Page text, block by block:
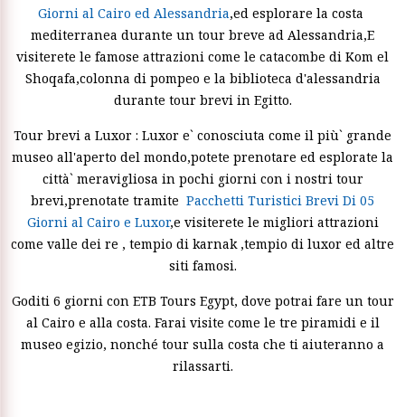
Giorni al Cairo ed Alessandria,ed esplorare la costa
mediterranea durante un tour breve ad Alessandria,E
visiterete le famose attrazioni come le catacombe di Kom el
Shoqafa,colonna di pompeo e la biblioteca d'alessandria
durante tour brevi in Egitto.
Tour brevi a Luxor : Luxor e` conosciuta come il più` grande
museo all'aperto del mondo,potete prenotare ed esplorate la
città` meravigliosa in pochi giorni con i nostri tour
brevi,prenotate tramite Pacchetti Turistici Brevi Di 05
Giorni al Cairo e Luxor,e visiterete le migliori attrazioni
come valle dei re , tempio di karnak ,tempio di luxor ed altre
siti famosi.
Goditi 6 giorni con ETB Tours Egypt, dove potrai fare un tour
al Cairo e alla costa. Farai visite come le tre piramidi e il
museo egizio, nonché tour sulla costa che ti aiuteranno a
rilassarti.